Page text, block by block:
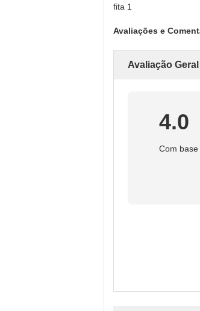
Avaliações e
Avaliação Geral
4.0
Com